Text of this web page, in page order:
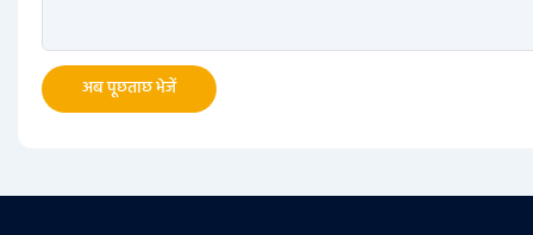
अब पूछताछ भेजें